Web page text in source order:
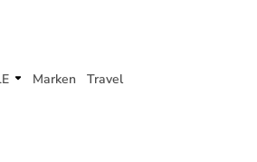
Marken Travel